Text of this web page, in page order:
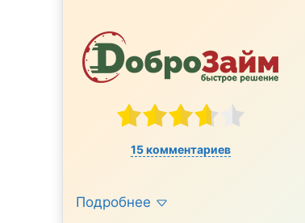
15 комментариев
Подробнее